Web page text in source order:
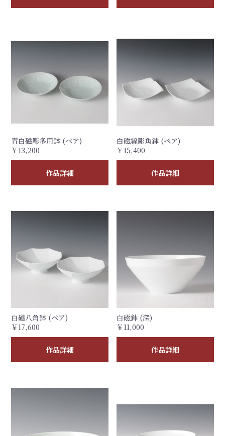
青白磁彫多用鉢 (ペア)
￥13,200
作品詳細
白磁線彫角鉢 (ペア)
￥15,400
作品詳細
白磁八角鉢 (ペア)
￥17,600
作品詳細
白磁鉢 (深)
￥11,000
作品詳細